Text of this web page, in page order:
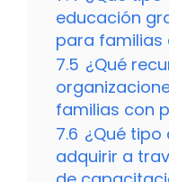
educación
para familias
7.5 ¿Qué
familias con
7.6 ¿Qué
adquirir a